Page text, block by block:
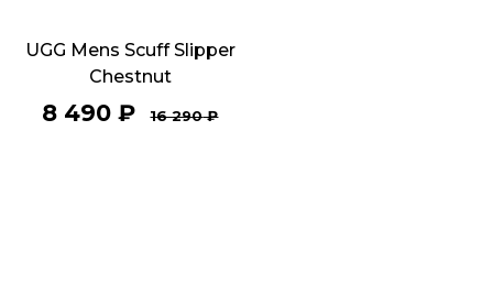
UGG Mens Scuff Slipper
Chestnut
8 490 ₽ 16 290₽